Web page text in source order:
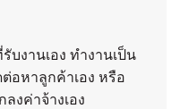
บงานเอง ทำงานเป็น
อหาลูกค้าเอง หรือ
งค่าจ้างเอง